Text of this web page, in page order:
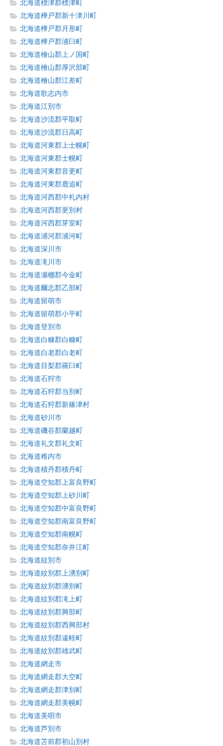
北海道標津郡標津町
北海道樺戸郡新十津川町
北海道樺戸郡月形町
北海道樺戸郡浦臼町
北海道檜山郡上ノ国町
北海道檜山郡厚沢部町
北海道檜山郡江差町
北海道歌志内市
北海道江別市
北海道沙流郡平取町
北海道沙流郡日高町
北海道河東郡上士幌町
北海道河東郡士幌町
北海道河東郡音更町
北海道河東郡鹿追町
北海道河西郡中札内村
北海道河西郡更別村
北海道河西郡芽室町
北海道浦河郡浦河町
北海道深川市
北海道滝川市
北海道瀬棚郡今金町
北海道爾志郡乙部町
北海道留萌市
北海道留萌郡小平町
北海道登別市
北海道白糠郡白糠町
北海道白老郡白老町
北海道目梨郡羅臼町
北海道石狩市
北海道石狩郡当別町
北海道石狩郡新篠津村
北海道砂川市
北海道磯谷郡蘭越町
北海道礼文郡礼文町
北海道稚内市
北海道積丹郡積丹町
北海道空知郡上富良野町
北海道空知郡上砂川町
北海道空知郡中富良野町
北海道空知郡南富良野町
北海道空知郡南幌町
北海道空知郡奈井江町
北海道紋別市
北海道紋別郡上湧別町
北海道紋別郡湧別町
北海道紋別郡滝上町
北海道紋別郡興部町
北海道紋別郡西興部村
北海道紋別郡遠軽町
北海道紋別郡雄武町
北海道網走市
北海道網走郡大空町
北海道網走郡津別町
北海道網走郡美幌町
北海道美唄市
北海道芦別市
北海道苫前郡初山別村